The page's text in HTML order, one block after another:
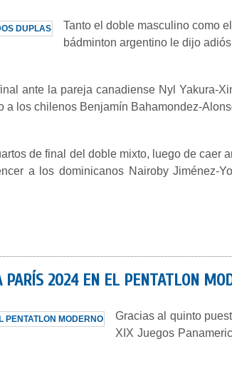
Tanto el doble masculino como
bádminton argentino le dijo
ante la pareja canadiense Nyl Yakura-
los chilenos Benjamín Bahamondez-
de final del doble mixto, luego de caer
a los dominicanos Nairoby Jiménez-
PARÍS 2024 EN EL PENTATLON
Gracias al quinto
XIX Juegos